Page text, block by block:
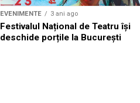
EVENIMENTE 3 ani ago
Festivalul Național de Teatru își
deschide porțile la București